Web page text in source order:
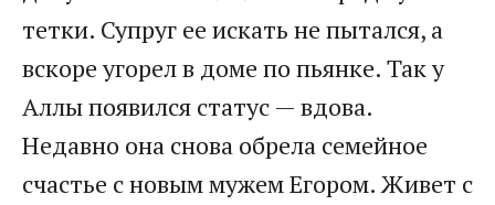
тетки. Супруг ее искать не пытался, а
вскоре угорел в доме по пьянке. Так у
Аллы появился статус — вдова.
Недавно она снова обрела семейное
счастье с новым мужем Егором. Живет с